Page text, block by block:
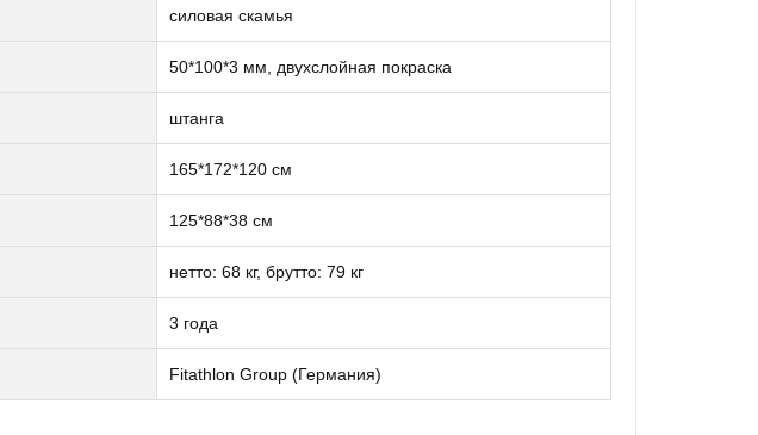
силовая скамья
50*100*3 мм, двухслойная покраска
штанга
165*172*120 см
125*88*38 см
нетто: 68 кг, брутто: 79 кг
3 года
Fitathlon Group (Германия)